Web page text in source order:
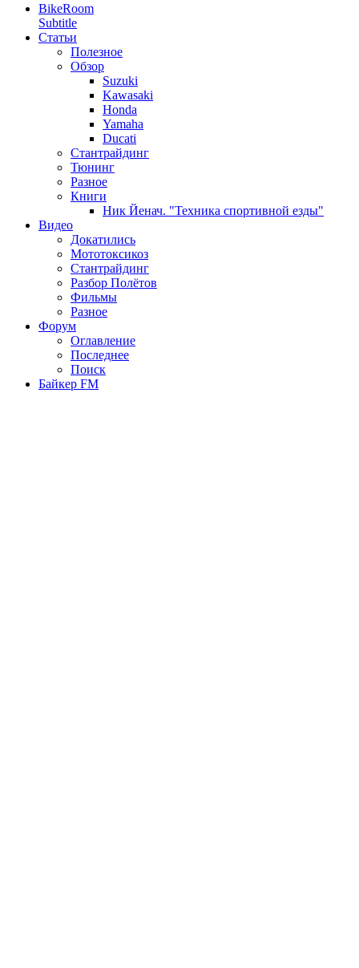
BikeRoom
Subtitle
Статьи
Полезное
Обзор
Suzuki
Kawasaki
Honda
Yamaha
Ducati
Стантрайдинг
Тюнинг
Разное
Книги
Ник Йенач. "Техника спортивной езды"
Видео
Докатились
Мототоксикоз
Стантрайдинг
Разбор Полётов
Фильмы
Разное
Форум
Оглавление
Последнее
Поиск
Байкер FM